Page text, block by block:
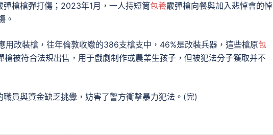
槍槍彈打傷；2023年1月，一人持短筒包養霰彈槍向餐與加入悲悼會的悼
。
用改裝槍，往年倫敦收繳的386支槍支中，46%是改裝兵器，這些槍原包
被符合法規出售，用于戲劇制作或農業生孩子，但被犯法分子獲取并不
員與資金缺乏挑釁，妨害了警方衝擊暴力犯法。(完)